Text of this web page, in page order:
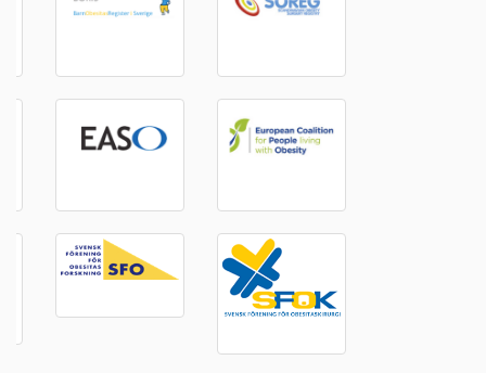
Riksförbundet Obesitas Sverige
073-687 84 51
info@obesitassverige.se
Anmäl dig till vårt nyhetsbrev - klicka här
Policy
Vår cookie och personuppgiftspolicy